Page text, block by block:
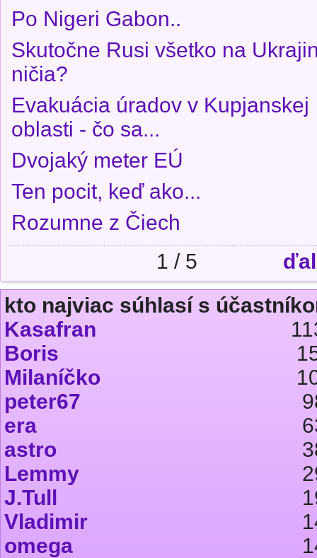
Po Nigeri Gabon..
Skutočne Rusi všetko na
ničia?
Evakuácia úradov v Kupjanskej
oblasti - čo sa...
Dvojaký meter EÚ
Ten pocit, keď ako...
Rozumne z Čiech
1 / 5
kto najviac súhlasí s
Kasafran
Boris
Milaníčko
peter67
era
astro
Lemmy
J.Tull
Vladimir
omega